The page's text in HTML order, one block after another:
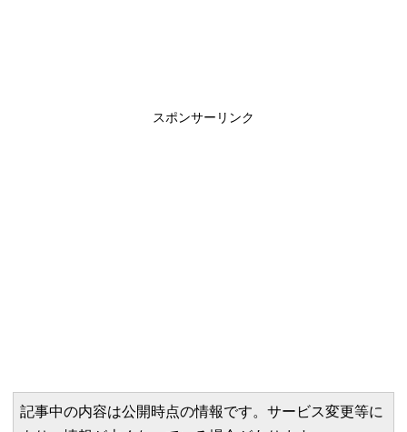
スポンサーリンク
記事中の内容は公開時点の情報です。サービス変更等に